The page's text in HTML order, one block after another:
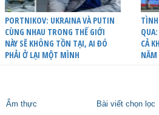
PORTNIKOV: UKRAINA VÀ PUTIN
CÙNG NHAU TRONG THẾ GIỚI
NÀY SẼ KHÔNG TỒN TẠI, AI ĐÓ
PHẢI Ở LẠI MỘT MÌNH
CẢ
NĂM
Ẩm thực Bài viết chọn lọc